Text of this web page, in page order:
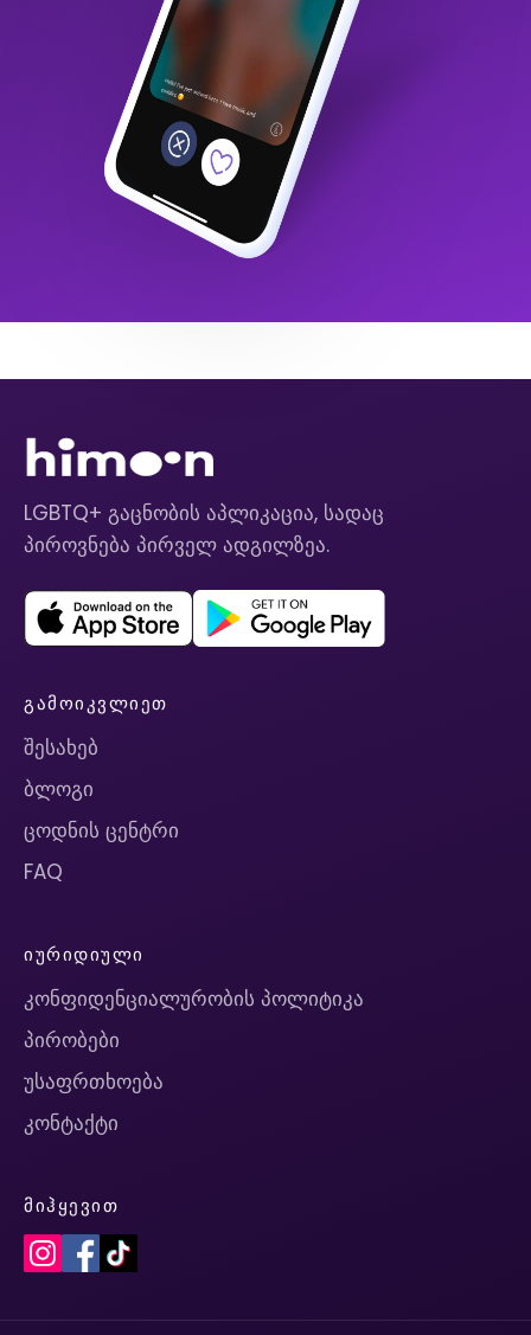
LGBTQ+ გაცნობის აპლიკაცია, სადაც
პიროვნება პირველ ადგილზეა.
ᲒᲐᲛᲝᲘᲙᲕᲚᲘᲔᲗ
შესახებ
ბლოგი
ცოდნის ცენტრი
FAQ
ᲘᲣᲠᲘᲓᲘᲣᲚᲘ
კონფიდენციალურობის პოლიტიკა
პირობები
უსაფრთხოება
კონტაქტი
ᲛᲘᲰᲧᲔᲕᲘᲗ